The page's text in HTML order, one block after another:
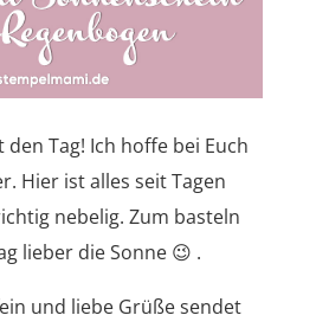
Tag! Ich hoffe bei Euch
Hier ist alles seit Tagen
nebelig. Zum basteln
lieber die Sonne 😉 .
und liebe Grüße sendet